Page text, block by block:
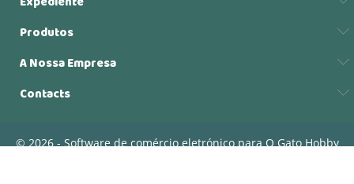
Produtos
A Nossa Empresa
Contacts
© 2026 - Software de comércio eletrónico para O Gato Hobby